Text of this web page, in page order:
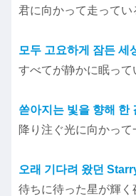
君に向かって走ってい
모두 고요하게 잠든 세
すべてが静かに眠っ
쏟아지는 빛을 향해 한
降り注ぐ光に向かって
오래 기다려 왔던
待ちに待った星が輝く